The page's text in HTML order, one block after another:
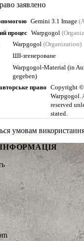
заявлено
Gemini 3.1 Image
процес Warpgogol
Warpgogol (Organization)
ШІ-згенероване
Warpgogol-Material (in
gegeben)
право
Copyright
Warpgogol.
reserved
stated.
умовам